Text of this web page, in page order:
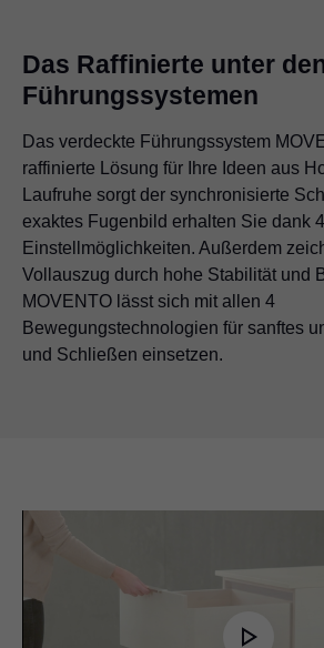
Das Raffinierte unter
Führungssystemen
Das verdeckte Führungssystem
raffinierte Lösung für Ihre Ideen aus
Laufruhe sorgt der synchronisierte
exaktes Fugenbild erhalten Sie dank
Einstellmöglichkeiten. Außerdem
Vollauszug durch hohe Stabilität und
MOVENTO lässt sich mit allen 4
Bewegungstechnologien für sanftes
und Schließen einsetzen.